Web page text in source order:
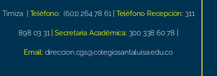
Timiza | Teléfono: (601) 264 78 61 | Teléfono Recepción: 311
898 03 31 | Secretaria Académica: 300 338 60 78
Email: direccion.cgs@colegiosantaluisa.edu.co